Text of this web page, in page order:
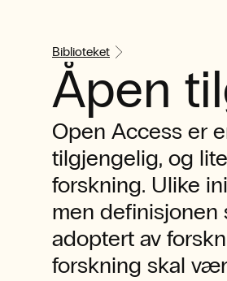
Biblioteket
Åpen
Open Access er
tilgjengelig, og
forskning. Ulike
men definisjonen
adoptert av
forskning skal